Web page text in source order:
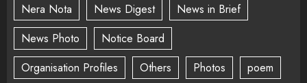
Nera Nota
News Digest
News in Brief
News Photo
Notice Board
Organisation Profiles
Others Photos
poem